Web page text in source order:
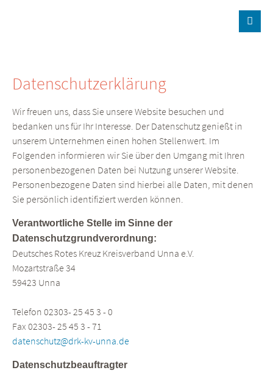
Der Eintrag "offcanvas-col3" existiert leider nicht.
Der Eintrag "offcanvas-col4" existiert leider nicht.
Datenschutzerklärung
Wir freuen uns, dass Sie unsere Website besuchen und
bedanken uns für Ihr Interesse. Der Datenschutz genießt in
unserem Unternehmen einen hohen Stellenwert. Im
Folgenden informieren wir Sie über den Umgang mit Ihren
personenbezogenen Daten bei Nutzung unserer Website.
Personenbezogene Daten sind hierbei alle Daten, mit denen
Sie persönlich identifiziert werden können.
Verantwortliche Stelle im Sinne der
Datenschutzgrundverordnung:
Deutsches Rotes Kreuz Kreisverband Unna e.V.
Mozartstraße 34
59423 Unna
Telefon 02303- 25 45 3 - 0
Fax 02303- 25 45 3 - 71
datenschutz@drk-kv-unna.de
Datenschutzbeauftragter